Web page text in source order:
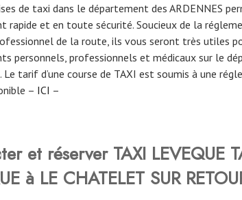
de taxi dans le département des ARDENNES
rapide et en toute sécurité. Soucieux de la
de la route, ils vous seront très utiles
personnels, professionnels et médicaux sur le
Le tarif d’une course de TAXI est soumis à une
– ICI –
et réserver TAXI LEVEQUE
à LE CHATELET SUR